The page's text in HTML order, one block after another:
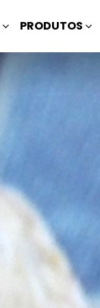
PRODUTOS